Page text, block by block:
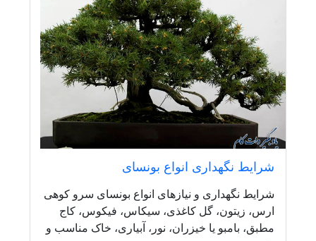
شرایط نگهداری انواع بونسای
شرایط نگهداری و نیازهای انواع بونسای سرو کوهی
ارس، زیتون، گل کاغذی، سیکاس، فیکوس، کاج
مطبق، بامبو یا خیزران، نور، آبیاری، خاک مناسب و